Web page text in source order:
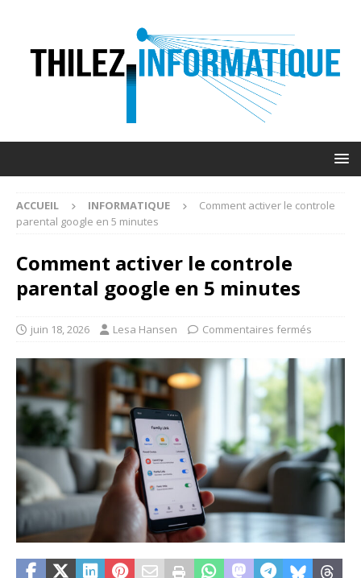
ACCUEIL INFORMATIQUE
Comment activer le controle
parental google en 5 minutes
Comment activer le controle
parental google en 5 minutes
juin 18, 2026 Lesa Hansen Commentaires fermés